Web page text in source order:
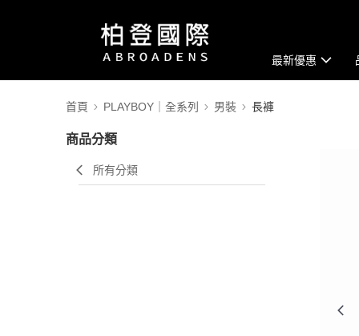
最新優惠
首頁 PLAYBOY｜全系列 男裝 長褲
商品分類
所有分類